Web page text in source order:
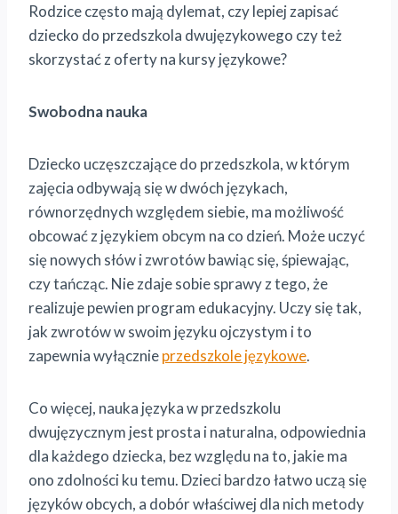
Rodzice często mają dylemat, czy lepiej zapisać
dziecko do przedszkola dwujęzykowego czy też
skorzystać z oferty na kursy językowe?
Swobodna nauka
Dziecko uczęszczające do przedszkola, w którym
zajęcia odbywają się w dwóch językach,
równorzędnych względem siebie, ma możliwość
obcować z językiem obcym na co dzień. Może uczyć
się nowych słów i zwrotów bawiąc się, śpiewając,
czy tańcząc. Nie zdaje sobie sprawy z tego, że
realizuje pewien program edukacyjny. Uczy się tak,
jak zwrotów w swoim języku ojczystym i to
zapewnia wyłącznieprzedszkole językowe.
Co więcej, nauka języka w przedszkolu
dwujęzycznym jest prosta i naturalna, odpowiednia
dla każdego dziecka, bez względu na to, jakie ma
ono zdolności ku temu. Dzieci bardzo łatwo uczą się
języków obcych, a dobór właściwej dla nich metody